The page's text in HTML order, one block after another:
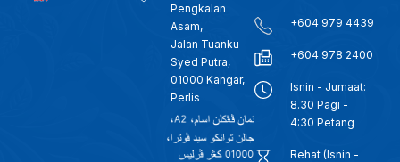
Pengkalan
Asam,
Jalan Tuanku
Syed Putra,
01000 Kangar,
Perlis
+604 979 4439
+604 978 2400
Isnin - Jumaat:
8.30 Pagi -
4:30 Petang
Rehat (Isnin -